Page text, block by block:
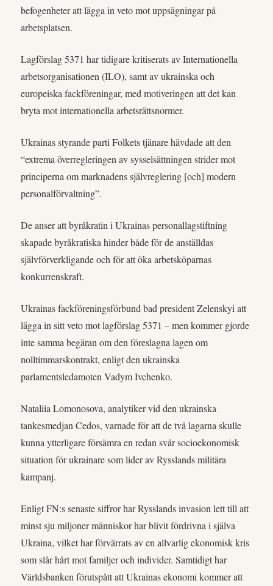
befogenheter att lägga in veto mot uppsägningar på
arbetsplatsen.
Lagförslag 5371 har tidigare kritiserats av Internationella
arbetsorganisationen (ILO), samt av ukrainska och
europeiska fackföreningar, med motiveringen att det kan
bryta mot internationella arbetsrättsnormer.
Ukrainas styrande parti Folkets tjänare hävdade att den
“extrema överregleringen av sysselsättningen strider mot
principerna om marknadens självreglering [och] modern
personalförvaltning”.
De anser att byråkratin i Ukrainas personallagstiftning
skapade byråkratiska hinder både för de anställdas
självförverkligande och för att öka arbetsköparnas
konkurrenskraft.
Ukrainas fackföreningsförbund bad president Zelenskyi att
lägga in sitt veto mot lagförslag 5371 – men kommer gjorde
inte samma begäran om den föreslagna lagen om
nolltimmarskontrakt, enligt den ukrainska
parlamentsledamoten Vadym Ivchenko.
Nataliia Lomonosova, analytiker vid den ukrainska
tankesmedjan Cedos, varnade för att de två lagarna skulle
kunna ytterligare försämra en redan svår socioekonomisk
situation för ukrainare som lider av Rysslands militära
kampanj.
Enligt FN:s senaste siffror har Rysslands invasion lett till att
minst sju miljoner människor har blivit fördrivna i själva
Ukraina, vilket har förvärrats av en allvarlig ekonomisk kris
som slår hårt mot familjer och individer. Samtidigt har
Världsbanken förutspått att Ukrainas ekonomi kommer att